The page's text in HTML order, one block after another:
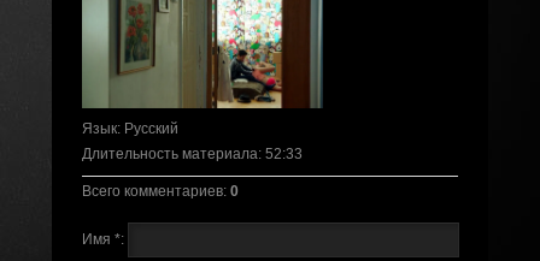
Язык: Русский
Длительность материала: 52:33
Всего комментариев: 0
Имя *: